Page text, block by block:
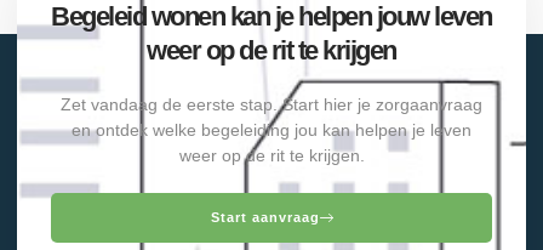
Begeleid wonen kan je helpen jouw leven
weer op de rit te krijgen
Zet vandaag de eerste stap. Start hier je zorgaanvraag
en ontdek welke begeleiding jou kan helpen je leven
weer op de rit te krijgen.
Start aanvraag